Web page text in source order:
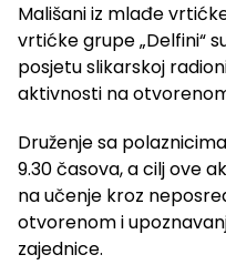
Mališani iz mlađe
vrtićke grupe „Delfini“
posjetu slikarskoj
aktivnosti na
Druženje sa
9.30 časova, a cilj ove
na učenje kroz
otvorenom i
zajednice.